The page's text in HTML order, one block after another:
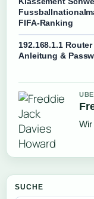
FIFA-Ranking
192.168.1.1
Anleitung &
Wir
SUCHE